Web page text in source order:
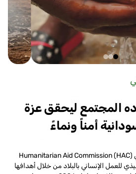
المجتمع ليحقق عزة
أمناً ونماءً
تمثل مفوضية العون الإنساني Humanitarian Aid Commission (HAC)
للعمل الإنساني بالبلاد من خلال أهدافها